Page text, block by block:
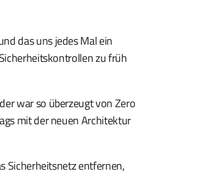
das uns jedes Mal ein
zu früh
war so überzeugt von Zero
mit der neuen Architektur
Sicherheitsnetz entfernen,